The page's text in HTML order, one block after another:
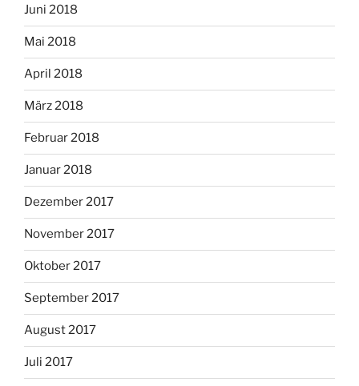
Juni 2018
Mai 2018
April 2018
März 2018
Februar 2018
Januar 2018
Dezember 2017
November 2017
Oktober 2017
September 2017
August 2017
Juli 2017